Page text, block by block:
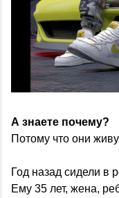
А знаете почему?
Потому что они
Год назад сидели в
Ему 35 лет, жена,